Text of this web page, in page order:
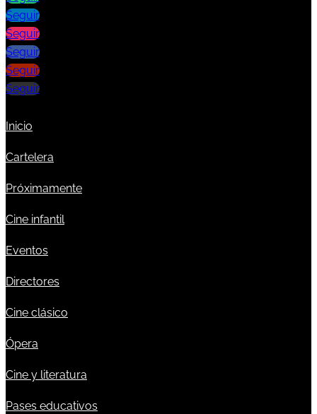
Seguir
Seguir
Seguir
Seguir
Seguir
Inicio
Cartelera
Próximamente
Cine infantil
Eventos
Directores
Cine clásico
Ópera
Cine y literatura
Pases educativos